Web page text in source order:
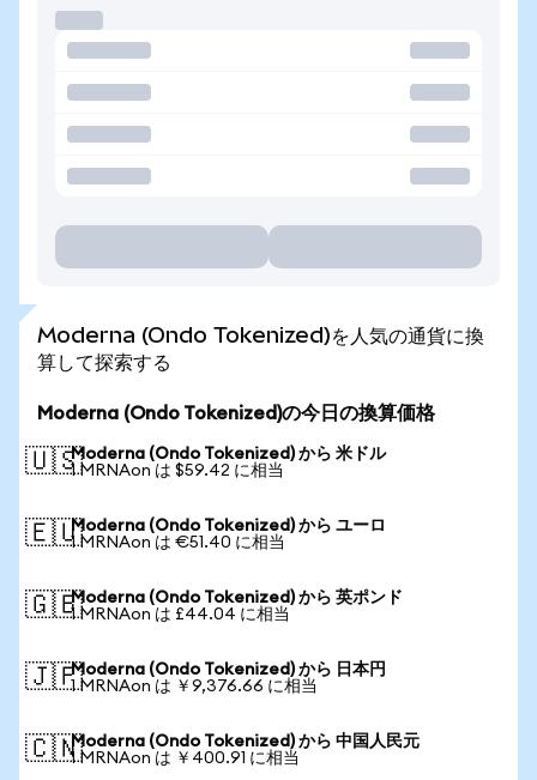
Moderna (Ondo Tokenized)を人気の通貨に換
算して探索する
Moderna (Ondo Tokenized)の今日の換算価格
🇺🇸Moderna (Ondo Tokenized) から 米ドル
1 MRNAon は $59.42 に相当
🇪🇺Moderna (Ondo Tokenized) から ユーロ
1 MRNAon は €51.40 に相当
🇬🇧Moderna (Ondo Tokenized) から 英ポンド
1 MRNAon は £44.04 に相当
🇯🇵Moderna (Ondo Tokenized) から 日本円
1 MRNAon は ￥9,376.66 に相当
🇨🇳Moderna (Ondo Tokenized) から 中国人民元
1 MRNAon は ￥400.91 に相当